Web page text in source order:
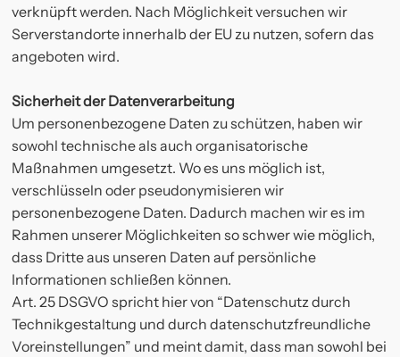
verknüpft werden. Nach Möglichkeit versuchen wir
Serverstandorte innerhalb der EU zu nutzen, sofern das
angeboten wird.
Sicherheit der Datenverarbeitung
Um personenbezogene Daten zu schützen, haben wir
sowohl technische als auch organisatorische
Maßnahmen umgesetzt. Wo es uns möglich ist,
verschlüsseln oder pseudonymisieren wir
personenbezogene Daten. Dadurch machen wir es im
Rahmen unserer Möglichkeiten so schwer wie möglich,
dass Dritte aus unseren Daten auf persönliche
Informationen schließen können.
Art. 25 DSGVO spricht hier von “Datenschutz durch
Technikgestaltung und durch datenschutzfreundliche
Voreinstellungen” und meint damit, dass man sowohl bei